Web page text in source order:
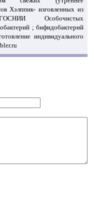
Хэлппик- изговленных из
Особочистых
; бифидобактерий
индивидуального